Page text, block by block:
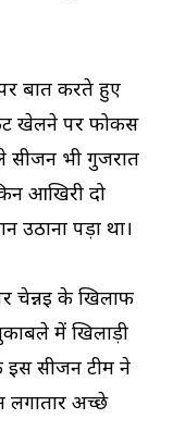
बात करते हुए
खेलने पर फोकस
सीजन भी गुजरात
आखिरी दो
उठाना पड़ा था।
चेन्नई के खिलाफ
में खिलाड़ी
इस सीजन टीम ने
लगातार अच्छे